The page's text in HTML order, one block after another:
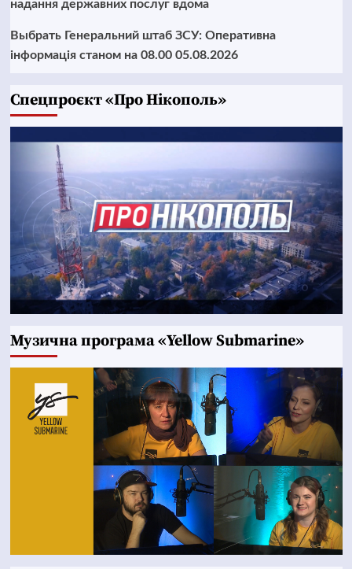
надання державних послуг вдома
Выбрать Генеральний штаб ЗСУ: Оперативна
інформація станом на 08.00 05.08.2026
Cпецпроєкт «Про Нікополь»
Музична програма «Yellow Submarine»